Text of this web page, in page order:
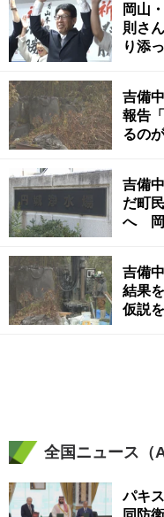
岡山
則さ
り添
吉備
報告
るの
吉備
だ町
へ 岡
吉備
結果
仮説
全国ニュース（
パキ